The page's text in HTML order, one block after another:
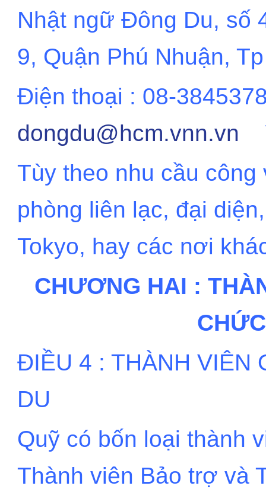
Nhật ngữ Đông Du, số
9, Quận Phú Nhuận,
Điện thoại : 08-
dongdu@hcm.vnn.vn
Tùy theo nhu cầu
phòng liên lạc, đại
Tokyo, hay các nơi
CHƯƠNG HAI :
ĐIỀU 4 : THÀNH VIÊN
DU
Quỹ có bốn loại thành
Thành viên Bảo trợ và